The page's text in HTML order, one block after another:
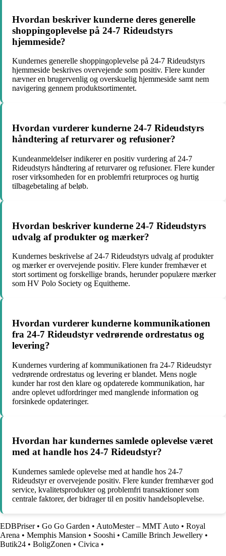
Hvordan beskriver kunderne deres generelle
shoppingoplevelse på 24-7 Rideudstyrs
hjemmeside?
Kundernes generelle shoppingoplevelse på 24-7 Rideudstyrs
hjemmeside beskrives overvejende som positiv. Flere kunder
nævner en brugervenlig og overskuelig hjemmeside samt nem
navigering gennem produktsortimentet.
Hvordan vurderer kunderne 24-7 Rideudstyrs
håndtering af returvarer og refusioner?
Kundeanmeldelser indikerer en positiv vurdering af 24-7
Rideudstyrs håndtering af returvarer og refusioner. Flere kunder
roser virksomheden for en problemfri returproces og hurtig
tilbagebetaling af beløb.
Hvordan beskriver kunderne 24-7 Rideudstyrs
udvalg af produkter og mærker?
Kundernes beskrivelse af 24-7 Rideudstyrs udvalg af produkter
og mærker er overvejende positiv. Flere kunder fremhæver et
stort sortiment og forskellige brands, herunder populære mærker
som HV Polo Society og Equitheme.
Hvordan vurderer kunderne kommunikationen
fra 24-7 Rideudstyr vedrørende ordrestatus og
levering?
Kundernes vurdering af kommunikationen fra 24-7 Rideudstyr
vedrørende ordrestatus og levering er blandet. Mens nogle
kunder har rost den klare og opdaterede kommunikation, har
andre oplevet udfordringer med manglende information og
forsinkede opdateringer.
Hvordan har kundernes samlede oplevelse været
med at handle hos 24-7 Rideudstyr?
Kundernes samlede oplevelse med at handle hos 24-7
Rideudstyr er overvejende positiv. Flere kunder fremhæver god
service, kvalitetsprodukter og problemfri transaktioner som
centrale faktorer, der bidrager til en positiv handelsoplevelse.
EDBPriser• Go Go Garden • AutoMester – MMT Auto • Royal
Arena • Memphis Mansion • Sooshi • Camille Brinch Jewellery •
Butik24 • BoligZonen • Civica •